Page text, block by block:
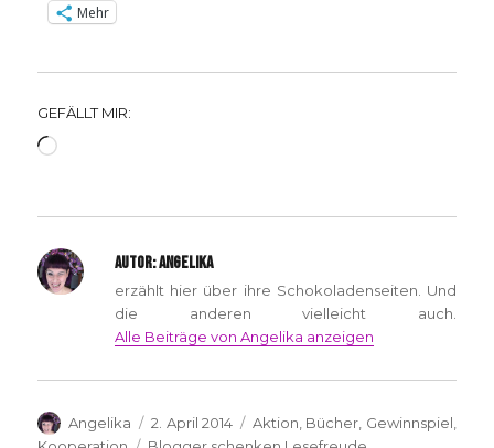
Mehr
GEFÄLLT MIR:
Wird
AUTOR:ANGELIKA
erzählt hier über ihre Schokoladenseiten. Und
die anderen vielleicht auch.
Alle Beiträge von Angelika anzeigen
Autor
Angelika
Veröffentlicht
2. April 2014 Kategorien
Aktion Bücher Gewinnspiel